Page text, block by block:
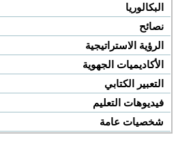
البكالوريا
نصائح
الرؤية الاستراتيجية
الأكاديميات الجهوية
التعبير الكتابي
فيديوهات التعليم
شخصيات عامة